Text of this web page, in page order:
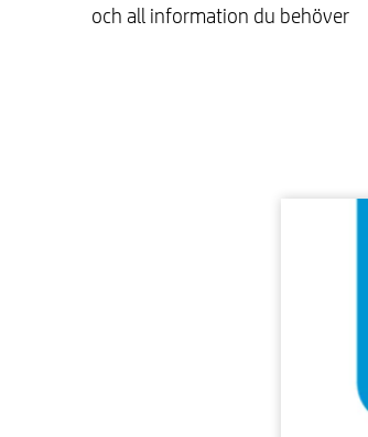
och all information du behöver